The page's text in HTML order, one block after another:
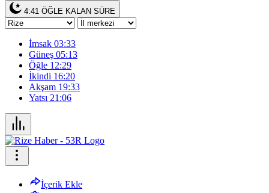
4:41 ÖĞLE KALAN SÜRE
İmsak 03:33
Güneş 05:13
Öğle 12:29
İkindi 16:20
Akşam 19:33
Yatsı 21:06
İçerik Ekle